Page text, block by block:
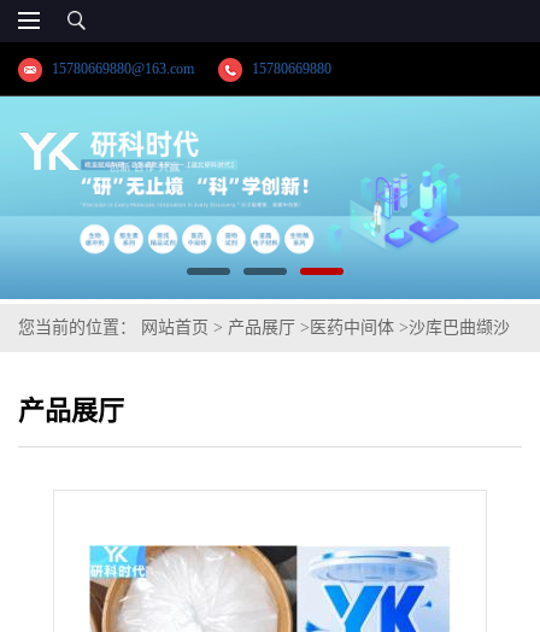
15780669880@163.com 15780669880
您当前的位置： 网站首页 > 产品展厅 > 医药中间体 >沙库巴曲缬沙
产品展厅